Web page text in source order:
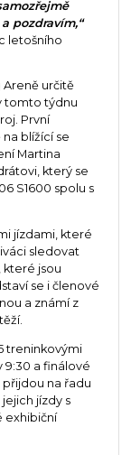
pozdravím,“
letošního
Areně určitě
tomto týdnu
První
blížící se
Martina
který se
S1600 spolu s
jízdami, které
sledovat
které jsou
se i členové
a známí z
treninkovými
9:30 a finálové
přijdou na řadu
jízdy s
exhibiční